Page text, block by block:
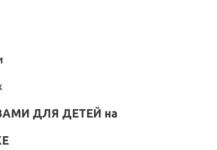
ДЛЯ ДЕТЕЙ на